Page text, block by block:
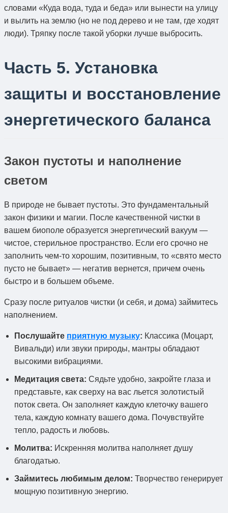
словами «Куда вода, туда и беда» или вынести на улицу
и вылить на землю (но не под дерево и не там, где ходят
люди). Тряпку после такой уборки лучше выбросить.
Часть 5. Установка
защиты и восстановление
энергетического баланса
Закон пустоты и наполнение
светом
В природе не бывает пустоты. Это фундаментальный
закон физики и магии. После качественной чистки в
вашем биополе образуется энергетический вакуум —
чистое, стерильное пространство. Если его срочно не
заполнить чем-то хорошим, позитивным, то «свято место
пусто не бывает» — негатив вернется, причем очень
быстро и в большем объеме.
Сразу после ритуалов чистки (и себя, и дома) займитесь
наполнением.
Послушайте приятную музыку: Классика (Моцарт,
Вивальди) или звуки природы, мантры обладают
высокими вибрациями.
Медитация света: Сядьте удобно, закройте глаза и
представьте, как сверху на вас льется золотистый
поток света. Он заполняет каждую клеточку вашего
тела, каждую комнату вашего дома. Почувствуйте
тепло, радость и любовь.
Молитва: Искренняя молитва наполняет душу
благодатью.
Займитесь любимым делом: Творчество генерирует
мощную позитивную энергию.